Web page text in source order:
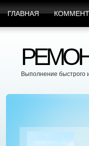
ГЛАВНАЯ
Выполнение быстрого
Марафет